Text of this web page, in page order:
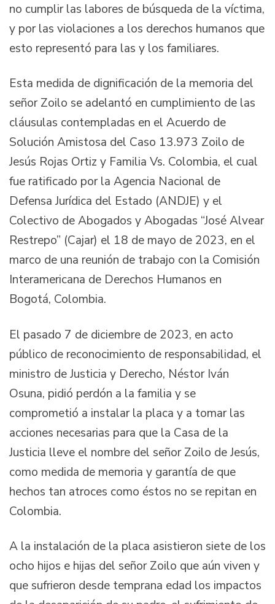
no cumplir las labores de búsqueda de la víctima,
y por las violaciones a los derechos humanos que
esto representó para las y los familiares.
Esta medida de dignificación de la memoria del
señor Zoilo se adelantó en cumplimiento de las
cláusulas contempladas en el Acuerdo de
Solución Amistosa del Caso 13.973 Zoilo de
Jesús Rojas Ortiz y Familia Vs. Colombia, el cual
fue ratificado por la Agencia Nacional de
Defensa Jurídica del Estado (ANDJE) y el
Colectivo de Abogados y Abogadas “José Alvear
Restrepo” (Cajar) el 18 de mayo de 2023, en el
marco de una reunión de trabajo con la Comisión
Interamericana de Derechos Humanos en
Bogotá, Colombia.
El pasado 7 de diciembre de 2023, en acto
público de reconocimiento de responsabilidad, el
ministro de Justicia y Derecho, Néstor Iván
Osuna, pidió perdón a la familia y se
comprometió a instalar la placa y a tomar las
acciones necesarias para que la Casa de la
Justicia lleve el nombre del señor Zoilo de Jesús,
como medida de memoria y garantía de que
hechos tan atroces como éstos no se repitan en
Colombia.
A la instalación de la placa asistieron siete de los
ocho hijos e hijas del señor Zoilo que aún viven y
que sufrieron desde temprana edad los impactos